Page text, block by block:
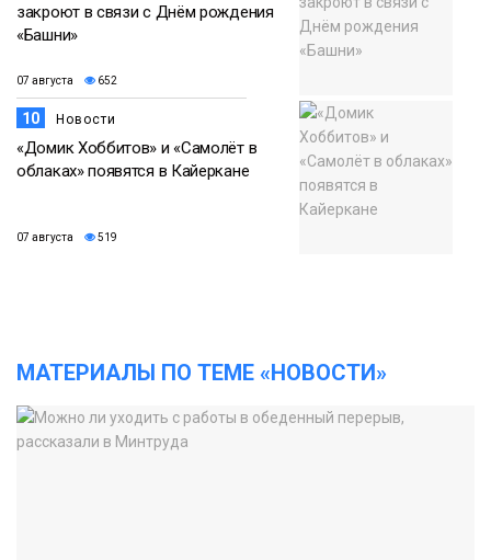
закроют в связи с Днём рождения
«Башни»
07 августа 652
10 Новости
«Домик Хоббитов» и «Самолёт в
облаках» появятся в Кайеркане
07 августа 519
МАТЕРИАЛЫ ПО ТЕМЕ «НОВОСТИ»